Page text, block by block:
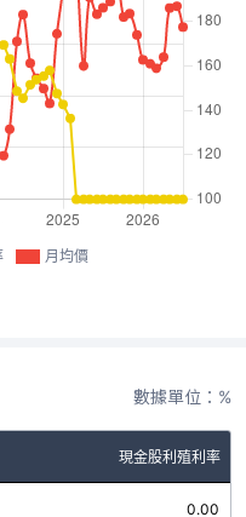
月均價
數據單位：%
現金股利殖利率
0.00